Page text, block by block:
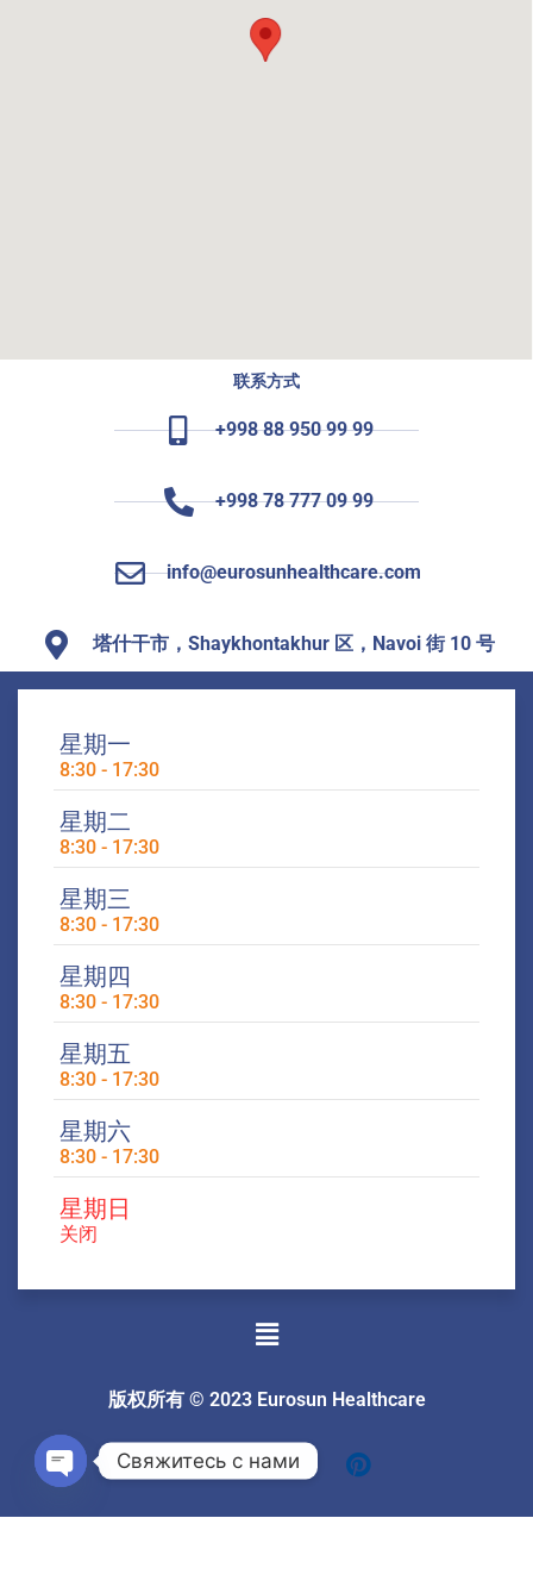
星期一
8:30 - 17:30
星期二
8:30 - 17:30
星期三
8:30 - 17:30
星期四
8:30 - 17:30
星期五
8:30 - 17:30
星期六
8:30 - 17:30
星期日
关闭
菜
单
版权所有 © 2023 Eurosun Healthcare
联系方式
+998 88 950 99 99
+998 78 777 09 99
info@eurosunhealthcare.com
塔什干市，Shaykhontakhur 区，Navoi 街 10 号
Свяжитесь с нами
Open
chaty